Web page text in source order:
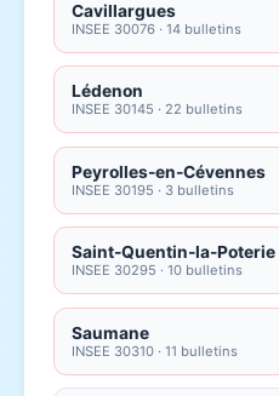
Cavillargues
INSEE 30076 · 14 bulletins
Lédenon
INSEE 30145 · 22 bulletins
Peyrolles-en-Cévennes
INSEE 30195 · 3 bulletins
Saint-Quentin-la-Poterie
INSEE 30295 · 10 bulletins
Saumane
INSEE 30310 · 11 bulletins